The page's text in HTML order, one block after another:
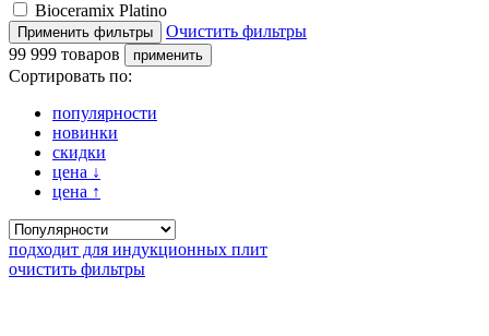
Bioceramix Platino
Очистить фильтры
99 999 товаров
Сортировать по:
популярности
новинки
скидки
цена ↓
цена ↑
подходит для индукционных плит
очистить фильтры